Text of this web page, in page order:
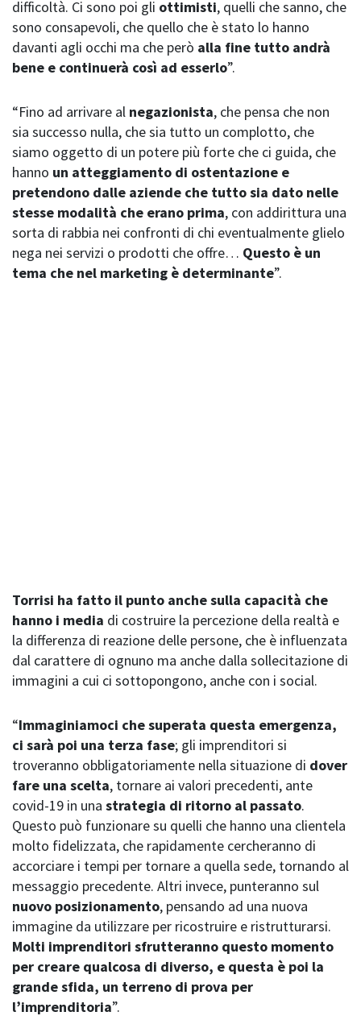
difficoltà. Ci sono poi gli ottimisti, quelli che sanno, che
sono consapevoli, che quello che è stato lo hanno
davanti agli occhi ma che però alla fine tutto andrà
bene e continuerà così ad esserlo”.
“Fino ad arrivare al negazionista, che pensa che non
sia successo nulla, che sia tutto un complotto, che
siamo oggetto di un potere più forte che ci guida, che
hanno un atteggiamento di ostentazione e
pretendono dalle aziende che tutto sia dato nelle
stesse modalità che erano prima, con addirittura una
sorta di rabbia nei confronti di chi eventualmente glielo
nega nei servizi o prodotti che offre… Questo è un
tema che nel marketing è determinante”.
Torrisi ha fatto il punto anche sulla capacità che
hanno i media di costruire la percezione della realtà e
la differenza di reazione delle persone, che è influenzata
dal carattere di ognuno ma anche dalla sollecitazione di
immagini a cui ci sottopongono, anche con i social.
“Immaginiamoci che superata questa emergenza,
ci sarà poi una terza fase; gli imprenditori si
troveranno obbligatoriamente nella situazione di dover
fare una scelta, tornare ai valori precedenti, ante
covid-19 in una strategia di ritorno al passato.
Questo può funzionare su quelli che hanno una clientela
molto fidelizzata, che rapidamente cercheranno di
accorciare i tempi per tornare a quella sede, tornando al
messaggio precedente. Altri invece, punteranno sul
nuovo posizionamento, pensando ad una nuova
immagine da utilizzare per ricostruire e ristrutturarsi.
Molti imprenditori sfrutteranno questo momento
per creare qualcosa di diverso, e questa è poi la
grande sfida, un terreno di prova per
l’imprenditoria”.